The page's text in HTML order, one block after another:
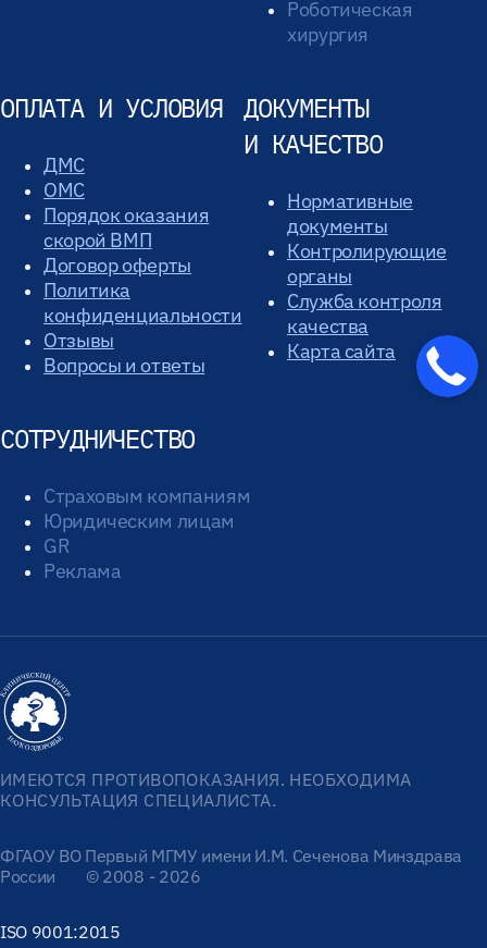
Роботическая
хирургия
ОПЛАТА И УСЛОВИЯ
ДМС
ОМС
Порядок оказания
скорой ВМП
Договор оферты
Политика
конфиденциальности
Отзывы
Вопросы и ответы
ДОКУМЕНТЫ
И КАЧЕСТВО
Нормативные
документы
Контролирующие
органы
Служба контроля
качества
Карта сайта
СОТРУДНИЧЕСТВО
Страховым компаниям
Юридическим лицам
GR
Реклама
ИМЕЮТСЯ ПРОТИВОПОКАЗАНИЯ. НЕОБХОДИМА
КОНСУЛЬТАЦИЯ СПЕЦИАЛИСТА.
ФГАОУ ВО Первый МГМУ имени И.М. Сеченова Минздрава
России
© 2008 - 2026
ISO 9001:2015